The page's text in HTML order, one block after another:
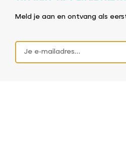
Meld je aan en ontvang als